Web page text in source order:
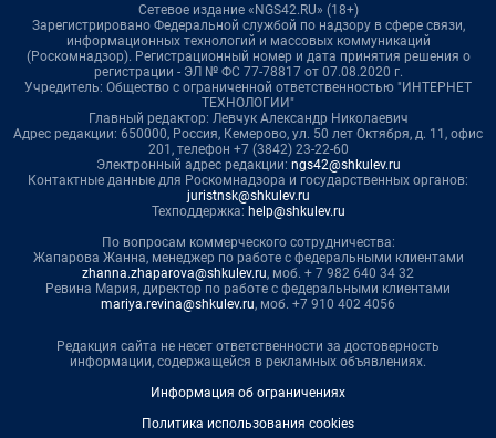
Сетевое издание «NGS42.RU» (18+)
Зарегистрировано Федеральной службой по надзору в сфере связи,
информационных технологий и массовых коммуникаций
(Роскомнадзор). Регистрационный номер и дата принятия решения о
регистрации - ЭЛ № ФС 77-78817 от 07.08.2020 г.
Учредитель: Общество с ограниченной ответственностью "ИНТЕРНЕТ
ТЕХНОЛОГИИ"
Главный редактор: Левчук Александр Николаевич
Адрес редакции: 650000, Россия, Кемерово, ул. 50 лет Октября, д. 11, офис
201, телефон +7 (3842) 23-22-60
Электронный адрес редакции: ngs42@shkulev.ru
Контактные данные для Роскомнадзора и государственных органов:
juristnsk@shkulev.ru
Техподдержка: help@shkulev.ru
По вопросам коммерческого сотрудничества:
Жапарова Жанна, менеджер по работе с федеральными клиентами
zhanna.zhaparova@shkulev.ru, моб. + 7 982 640 34 32
Ревина Мария, директор по работе с федеральными клиентами
mariya.revina@shkulev.ru, моб. +7 910 402 4056
Редакция сайта не несет ответственности за достоверность
информации, содержащейся в рекламных объявлениях.
Информация об ограничениях
Политика использования cookies